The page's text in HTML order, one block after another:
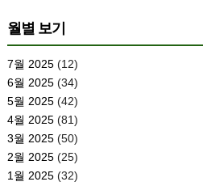
월별 보기
7월 2025(12)
6월 2025(34)
5월 2025(42)
4월 2025(81)
3월 2025(50)
2월 2025(25)
1월 2025(32)